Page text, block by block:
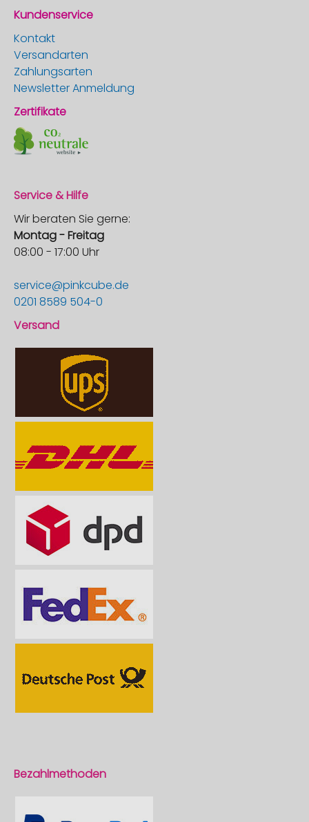
Kundenservice
Kontakt
Versandarten
Zahlungsarten
Newsletter Anmeldung
Zertifikate
Service & Hilfe
Wir beraten Sie gerne:
Montag - Freitag
08:00 - 17:00 Uhr
service@pinkcube.de
0201 8589 504-0
Versand
Bezahlmethoden